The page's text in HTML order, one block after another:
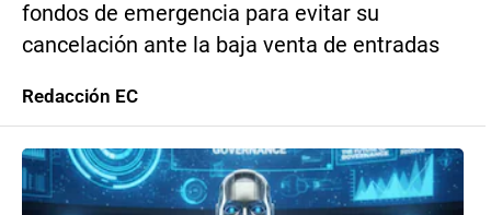
fondos de emergencia para evitar su
cancelación ante la baja venta de entradas
Redacción EC